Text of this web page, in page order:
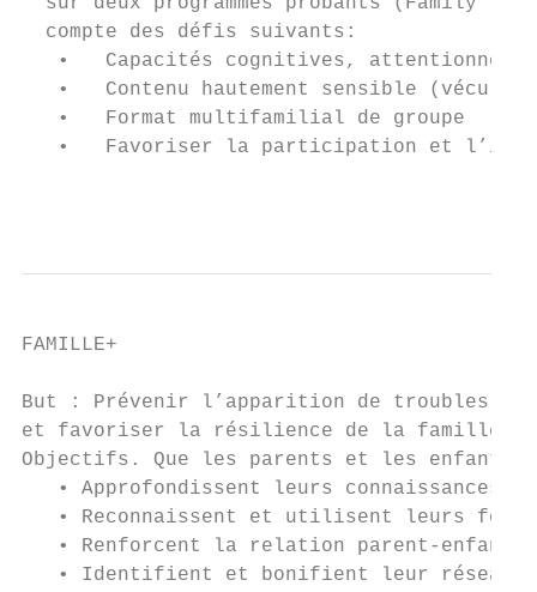
  compte des défis suivants:
•   Capacités cognitives,
•   Contenu hautement sensible (vécu
   •   Format multifamilial de groupe
•   Favoriser la participation et
FAMILLE+
But : Prévenir l’apparition de troubles
et favoriser la résilience de la famille.
Objectifs. Que les parents et les enfants :
• Approfondissent leurs connaissances
• Reconnaissent et utilisent leurs
• Renforcent la relation parent-enfant
• Identifient et bonifient leur réseau